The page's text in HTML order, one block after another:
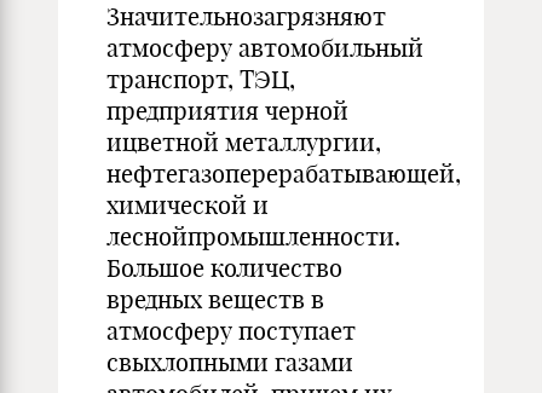
Значительнозагрязняют
атмосферу автомобильный
транс­порт, ТЭЦ,
предприятия черной
ицветной металлургии,
нефтегазоперерабатывающей,
химической и
леснойпромышленности.
Большое количество
вредных веществ в
атмосферу поступает
свыхлопными газами